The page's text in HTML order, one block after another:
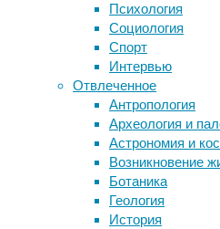
Психология
Социология
Спорт
Интервью
Отвлеченное
Антропология
Археология и
Астрономия и
Возникновение
Ботаника
Геология
История
журнале
PLOS
.
Метки
ДНК бактерии
биотехнология
генетика дети
здоровье знания
инструменты и